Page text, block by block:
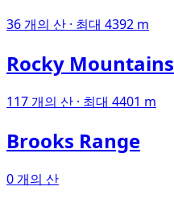
36 개의 산 · 최대 4392 m
Rocky Mountains
117 개의 산 · 최대 4401 m
Brooks Range
0 개의 산